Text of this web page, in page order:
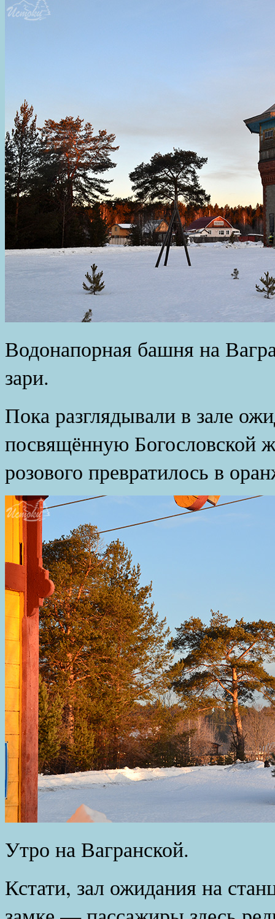
Водонапорная башня на
зари.
Пока разглядывали в зале
посвящённую Богословской
розового превратилось в
Утро на Вагранской.
Кстати, зал ожидания на